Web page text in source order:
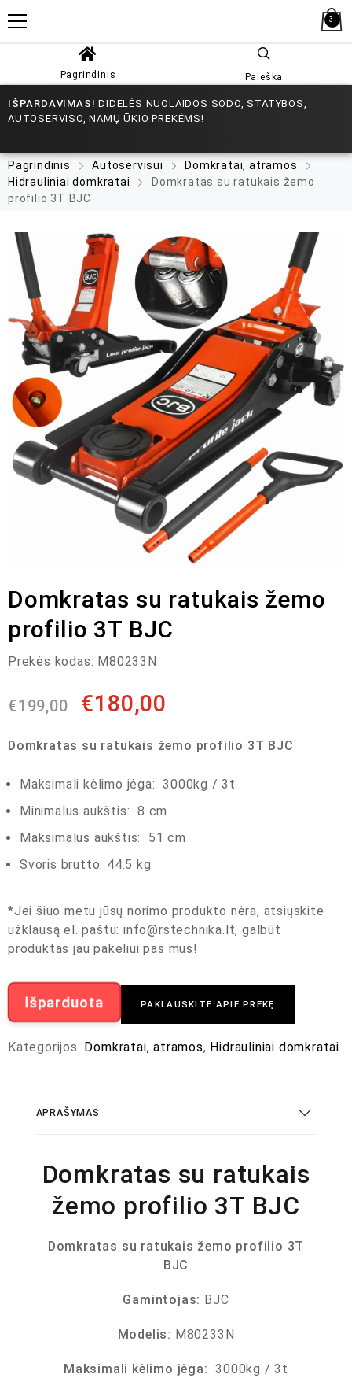
3
Pagrindinis Paieška
IŠPARDAVIMAS! DIDELĖS NUOLAIDOS SODO, STATYBOS,
AUTOSERVISO, NAMŲ ŪKIO PREKĖMS!
Pagrindinis Autoservisui
Domkratai, atramos
Hidrauliniai domkratai
Domkratas su ratukais žemo
profilio 3T BJC
Domkratas su ratukais žemo
profilio 3T BJC
Prekės kodas: M80233N
€199,00 €180,00
Domkratas su ratukais žemo profilio 3T BJC
Maksimali kėlimo jėga: 3000kg / 3t
Minimalus aukštis: 8 cm
Maksimalus aukštis: 51 cm
Svoris brutto: 44.5 kg
*Jei šiuo metu jūsų norimo produkto nėra, atsiųskite
užklausą el. paštu:info@rstechnika.lt, galbūt
produktas jau pakeliui pas mus!
Išparduota PAKLAUSKITE APIE PREKĘ
Kategorijos: Domkratai, atramos, Hidrauliniai domkratai
APRAŠYMAS
Domkratas su ratukais
žemo profilio 3T BJC
Domkratas su ratukais žemo profilio 3T
BJC
Gamintojas: BJC
Modelis: M80233N
Maksimali kėlimo jėga: 3000kg / 3t